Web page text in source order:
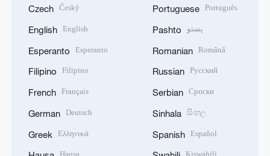
Czech Český
English English
Esperanto Esperanto
Filipino Filipino
French Français
German Deutsch
Greek Ελληνικά
Portuguese Português
Pashto پښتو
Romanian Română
Russian Русский
Serbian Српски
Sinhala සිංහල
Spanish Español